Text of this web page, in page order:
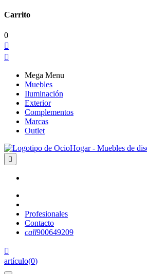
Carrito
0


Mega Menu
Muebles
Iluminación
Exterior
Complementos
Marcas
Outlet

Profesionales
Contacto
call900649209

artículo(0)